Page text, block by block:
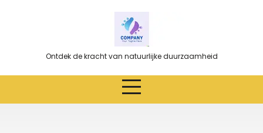
Ontdek de kracht van natuurlijke duurzaamheid